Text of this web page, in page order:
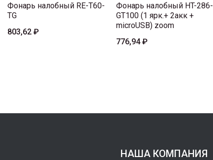
Фонарь налобный RE-T60-
TG
803,62 ₽
Фонарь налобный HT-286-
GT100 (1 ярк.+ 2акк +
microUSB) zoom
776,94 ₽
НАША КОМПАНИЯ